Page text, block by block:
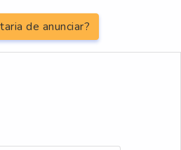
de anunciar?